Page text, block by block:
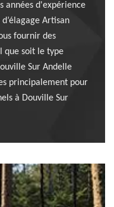
années d'expérience
Artisan
fournir des
que soit le type
Sur Andelle
principalement pour
à Douville Sur